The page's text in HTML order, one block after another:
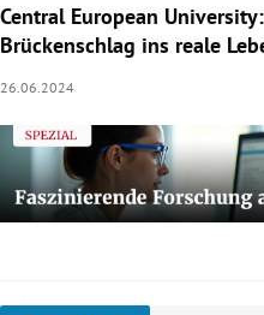
Central European University:
Brückenschlag ins reale
26.06.2024